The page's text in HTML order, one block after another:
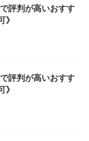
評判が高いおすす
》
評判が高いおすす
》